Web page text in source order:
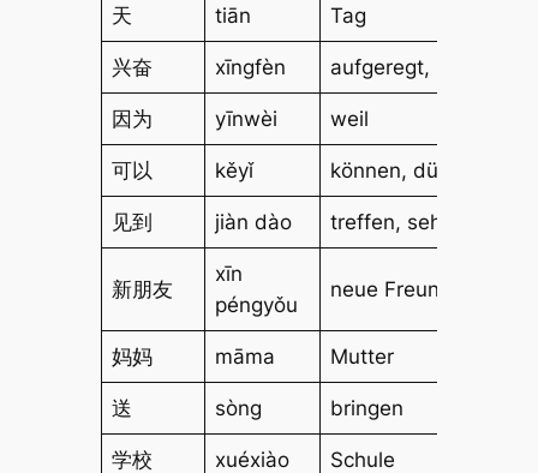
天 tiān Tag
兴奋 xīngfèn aufgeregt, begeistert
因为 yīnwèi weil
可以 kěyǐ können, dürfen
见到 jiàn dào treffen, sehen
新朋友
xīn
péngyǒu
neue Freunde
妈妈 māma Mutter
送 sòng bringen
学校 xuéxiào Schule